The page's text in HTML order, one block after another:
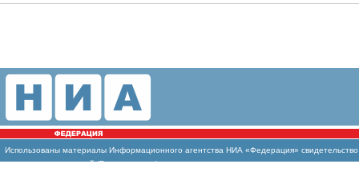
Использованы материалы Информационного агентства НИА «Федерация»
массовых коммуникаций (Роскомнадзор)